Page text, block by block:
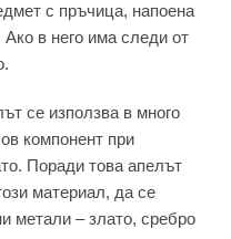
с пръчица, напоена
в него има следи от
се използва в много
компонент при
Поради това апелът
материал, да се
метали – злато, сребро